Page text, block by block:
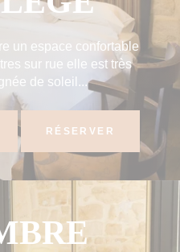
un espace confortable
sur rue elle est très
de soleil...
RÉSERVER